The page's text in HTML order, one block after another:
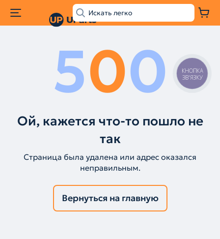
500
Ой, кажется что-то пошло не
так
Страница была удалена или адрес оказался
неправильным.
Вернуться на главную
КНОПКА
ЗВ'ЯЗКУ